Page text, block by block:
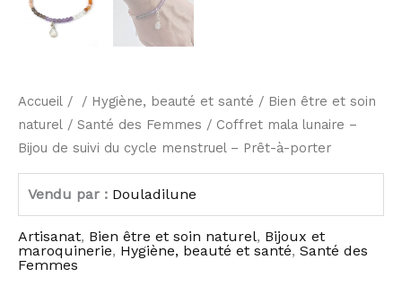
Accueil / / Hygiène, beauté et santé / Bien être et soin
naturel / Santé des Femmes / Coffret mala lunaire –
Bijou de suivi du cycle menstruel – Prêt-à-porter
Vendu par : Douladilune
Artisanat, Bien être et soin naturel, Bijoux et
maroquinerie, Hygiène, beauté et santé, Santé des
Femmes